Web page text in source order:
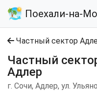
Поехали-на-
Частный сектор
Частный
Адлер
г. Сочи, Адлер, ул.